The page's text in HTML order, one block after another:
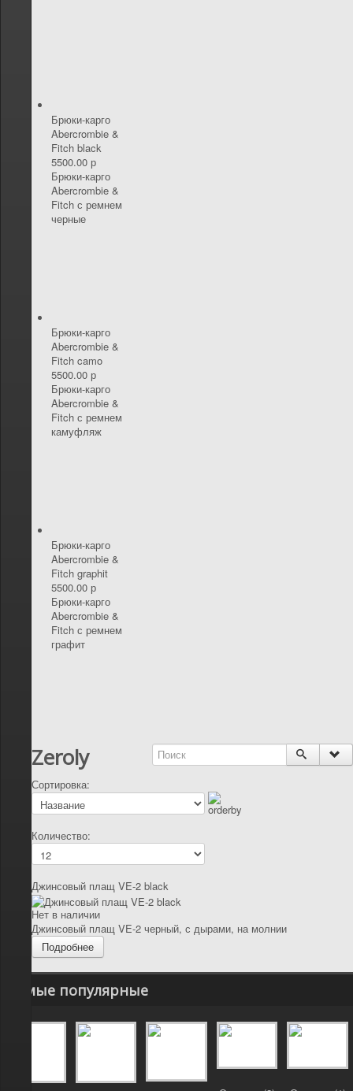
Брюки-карго
Abercrombie &
Fitch black
5500.00 р
Брюки-карго
Abercrombie &
Fitch с ремнем
черные
Брюки-карго
Abercrombie &
Fitch camo
5500.00 р
Брюки-карго
Abercrombie &
Fitch с ремнем
камуфляж
Брюки-карго
Abercrombie &
Fitch graphit
5500.00 р
Брюки-карго
Abercrombie &
Fitch с ремнем
графит
Zeroly
Сортировка:
Количество:
Джинсовый плащ VE-2 black
Нет в наличии
Джинсовый плащ VE-2 черный, с дырами, на молнии
Подробнее
Самые популярные